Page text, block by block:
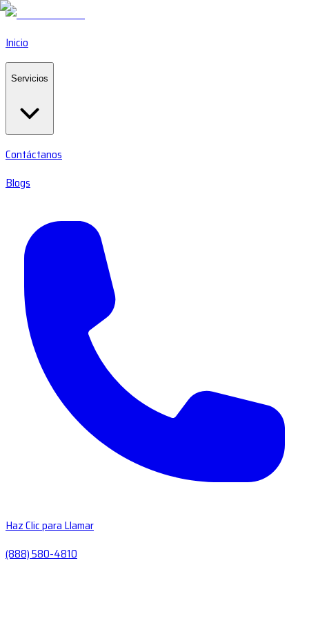
Inicio
Servicios
Contáctanos
Blogs
Haz Clic para Llamar
(888) 580-4810